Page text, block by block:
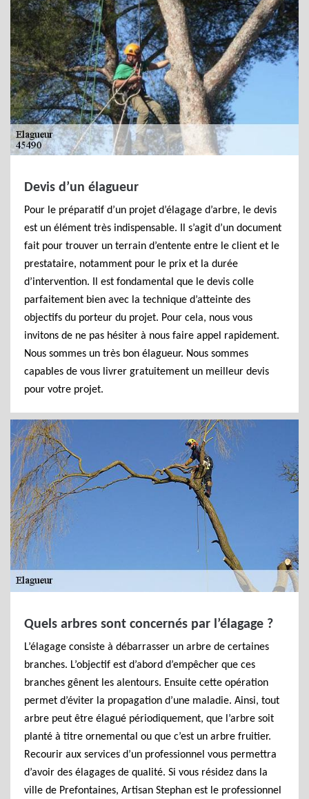
Devis d’un élagueur
Pour le préparatif d’un projet d’élagage d’arbre, le devis
est un élément très indispensable. Il s’agit d’un document
fait pour trouver un terrain d’entente entre le client et le
prestataire, notamment pour le prix et la durée
d’intervention. Il est fondamental que le devis colle
parfaitement bien avec la technique d’atteinte des
objectifs du porteur du projet. Pour cela, nous vous
invitons de ne pas hésiter à nous faire appel rapidement.
Nous sommes un très bon élagueur. Nous sommes
capables de vous livrer gratuitement un meilleur devis
pour votre projet.
Quels arbres sont concernés par l’élagage ?
L’élagage consiste à débarrasser un arbre de certaines
branches. L’objectif est d’abord d’empêcher que ces
branches gênent les alentours. Ensuite cette opération
permet d’éviter la propagation d’une maladie. Ainsi, tout
arbre peut être élagué périodiquement, que l’arbre soit
planté à titre ornemental ou que c’est un arbre fruitier.
Recourir aux services d’un professionnel vous permettra
d’avoir des élagages de qualité. Si vous résidez dans la
ville de Prefontaines, Artisan Stephan est le professionnel